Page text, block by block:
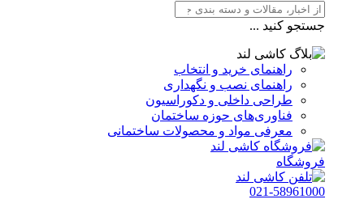
جستجو کنید ...
راهنمای خرید و انتخاب
راهنمای نصب و نگهداری
طراحی داخلی و دکوراسیون
فناوری‌های حوزه ساختمان
معرفی مواد و محصولات ساختمانی
فروشگاه
021-58961000